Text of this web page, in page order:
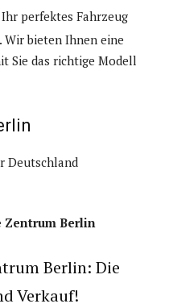
perfektes Fahrzeug
Wir bieten Ihnen eine
Sie das richtige Modell
Zentrum Berlin
Berlin: Die
Verkauf!